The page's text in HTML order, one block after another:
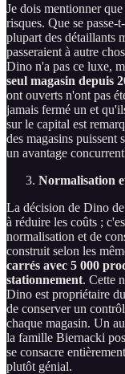
Je dois mentionner
risques. Que se
plupart des détaillants
passeraient à autre
Dino n'a pas ce luxe,
seul magasin depuis
ont ouverts n'ont pas
jamais fermé un et
sur le capital est
des magasins puissent
un avantage
Normalisation
La décision de Dino de
à réduire les coûts ;
normalisation et de
construit selon les
carrés avec 5 000
stationnement. Cette
Dino est propriétaire
de conserver un
chaque magasin. Un
la famille Biernacki
se consacre
plutôt génial.